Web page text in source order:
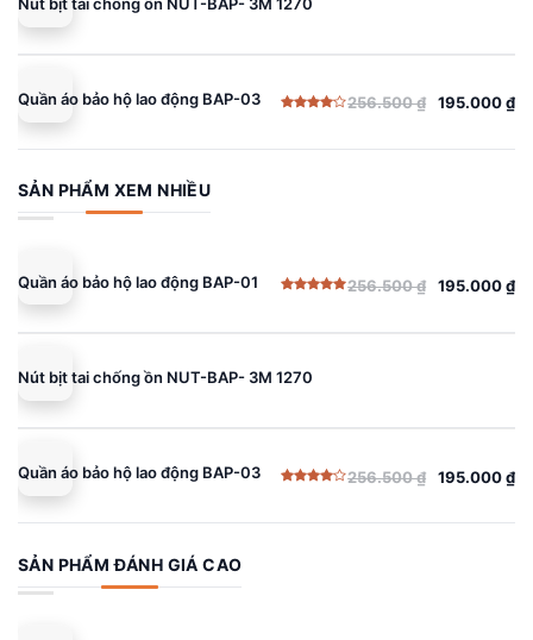
195.000 ₫.
Quần áo bảo hộ lao động BAP-03
hạng
256.500₫
Giá
là:
256.500 ₫.
195.000₫
Giá
tại
là:
195.000 ₫.
SẢN PHẨM XEM NHIỀU
Quần áo bảo hộ lao động BAP-01
5 sao
256.500₫
Giá
là:
195.000₫
Giá
tại
195.000 ₫.
Nút bịt tai chống ồn NUT-BAP- 3M 1270
Quần áo bảo hộ lao động BAP-03
hạng
256.500₫
Giá
là:
256.500 ₫.
195.000₫
Giá
tại
là:
195.000 ₫.
SẢN PHẨM ĐÁNH GIÁ CAO